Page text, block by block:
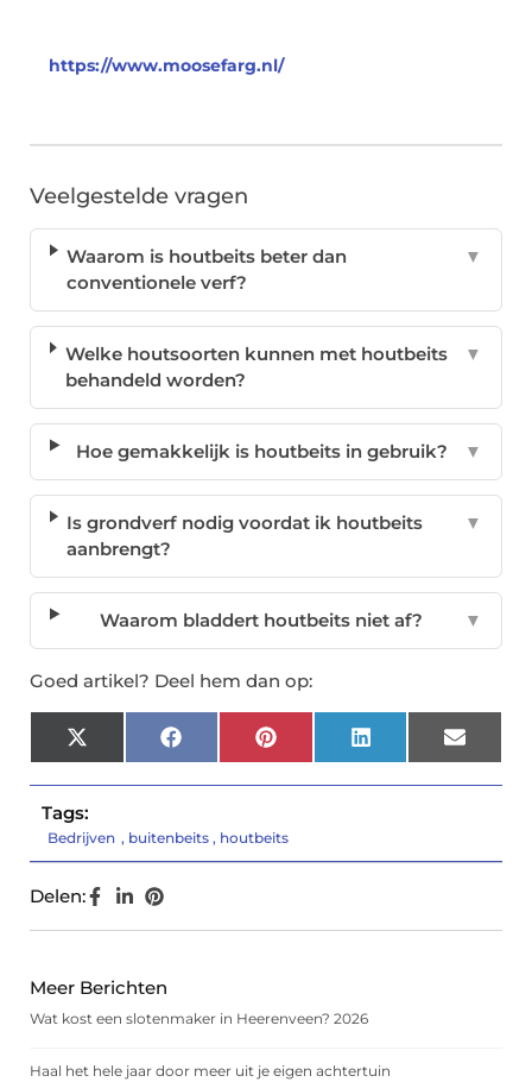
https://www.moosefarg.nl/
Veelgestelde vragen
Waarom is houtbeits beter dan
conventionele verf?
▼
Welke houtsoorten kunnen met houtbeits
behandeld worden?
▼
Hoe gemakkelijk is houtbeits in gebruik? ▼
Is grondverf nodig voordat ik houtbeits
aanbrengt?
▼
Waarom bladdert houtbeits niet af? ▼
Goed artikel? Deel hem dan op:
X
(Twitter)
FacebookPinterest LinkedIn Email
Tags:
Bedrijven , buitenbeits , houtbeits
Delen:
Meer Berichten
Wat kost een slotenmaker in Heerenveen? 2026
Haal het hele jaar door meer uit je eigen achtertuin